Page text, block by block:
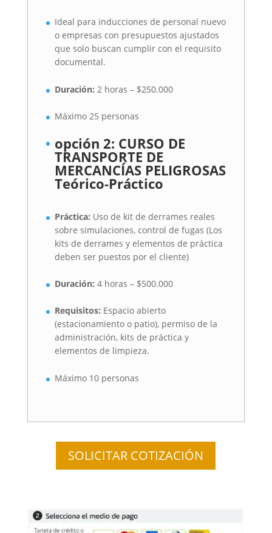
Ideal para inducciones de personal nuevo
o empresas con presupuestos ajustados
que solo buscan cumplir con el requisito
documental.
Duración: 2 horas – $250.000
Máximo 25 personas
opción 2: CURSO DE
TRANSPORTE DE
MERCANCÍAS PELIGROSAS
Teórico-Práctico
Práctica: Uso de kit de derrames reales
sobre simulaciones, control de fugas (Los
kits de derrames y elementos de práctica
deben ser puestos por el cliente)
Duración: 4 horas – $500.000
Requisitos: Espacio abierto
(estacionamiento o patio), permiso de la
administración, kits de práctica y
elementos de limpieza.
Máximo 10 personas
SOLICITAR COTIZACIÓN